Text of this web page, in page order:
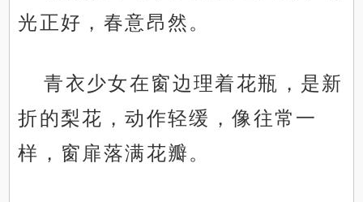
光正好，春意昂然。
青衣少女在窗边理着花瓶，是新
折的梨花，动作轻缓，像往常一
样，窗扉落满花瓣。